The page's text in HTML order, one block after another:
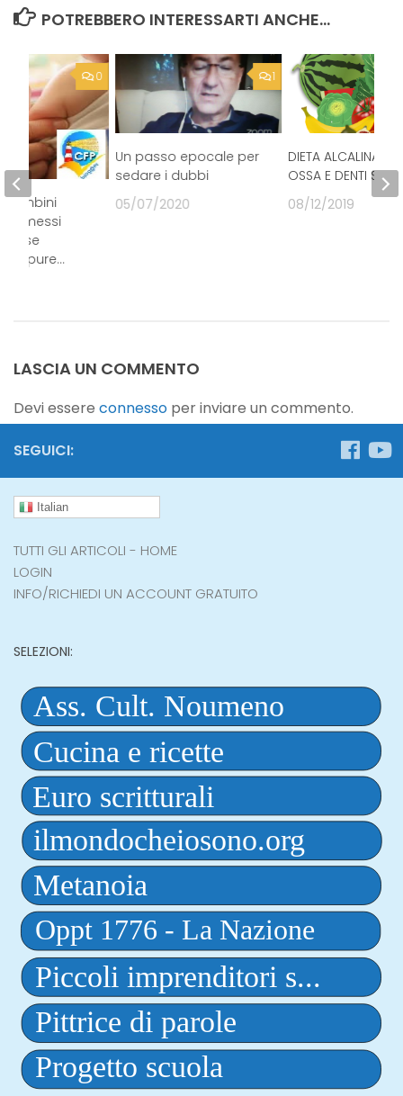
POTREBBERO INTERESSARTI ANCHE...
1
Un passo epocale per
sedare i dubbi
05/07/2020
DIETA ALCALINA
OSSA E DENTI SANI!
08/12/2019
0
bambini
se
Oppure…
LASCIA UN COMMENTO
Devi essere connesso per inviare un commento.
SEGUICI:
Italian
TUTTI GLI ARTICOLI - HOME
LOGIN
INFO/RICHIEDI UN ACCOUNT GRATUITO
SELEZIONI: